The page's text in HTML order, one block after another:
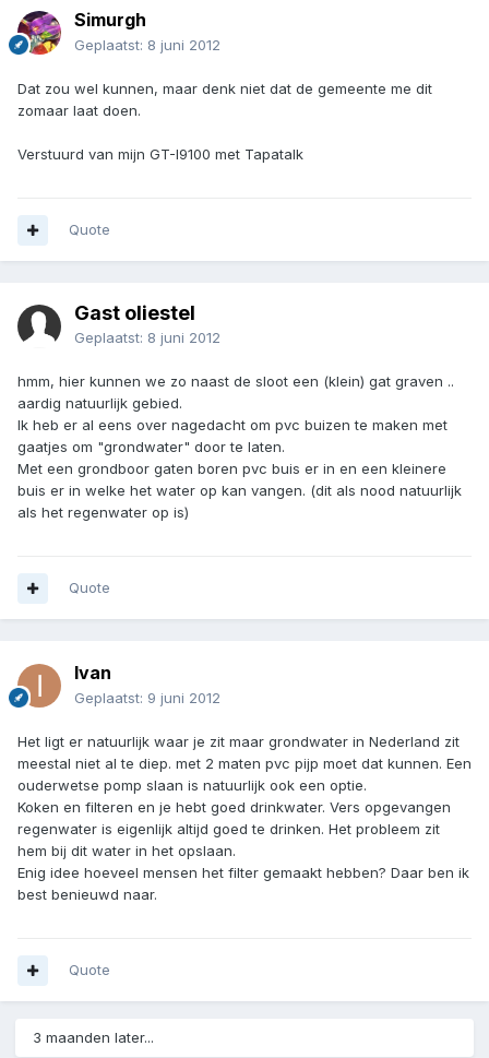
Simurgh
Geplaatst: 8 juni 2012
Dat zou wel kunnen, maar denk niet dat de gemeente me dit
zomaar laat doen.
Verstuurd van mijn GT-I9100 met Tapatalk
Quote
Gast oliestel
Geplaatst: 8 juni 2012
hmm, hier kunnen we zo naast de sloot een (klein) gat graven ..
aardig natuurlijk gebied.
Ik heb er al eens over nagedacht om pvc buizen te maken met
gaatjes om "grondwater" door te laten.
Met een grondboor gaten boren pvc buis er in en een kleinere
buis er in welke het water op kan vangen. (dit als nood natuurlijk
als het regenwater op is)
Quote
Ivan
Geplaatst: 9 juni 2012
Het ligt er natuurlijk waar je zit maar grondwater in Nederland zit
meestal niet al te diep. met 2 maten pvc pijp moet dat kunnen. Een
ouderwetse pomp slaan is natuurlijk ook een optie.
Koken en filteren en je hebt goed drinkwater. Vers opgevangen
regenwater is eigenlijk altijd goed te drinken. Het probleem zit
hem bij dit water in het opslaan.
Enig idee hoeveel mensen het filter gemaakt hebben? Daar ben ik
best benieuwd naar.
Quote
3 maanden later...